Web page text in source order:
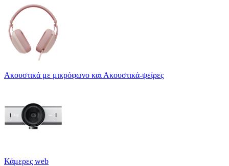
Ακουστικά με μικρόφωνο και Ακουστικά-ψείρες
Κάμερες web